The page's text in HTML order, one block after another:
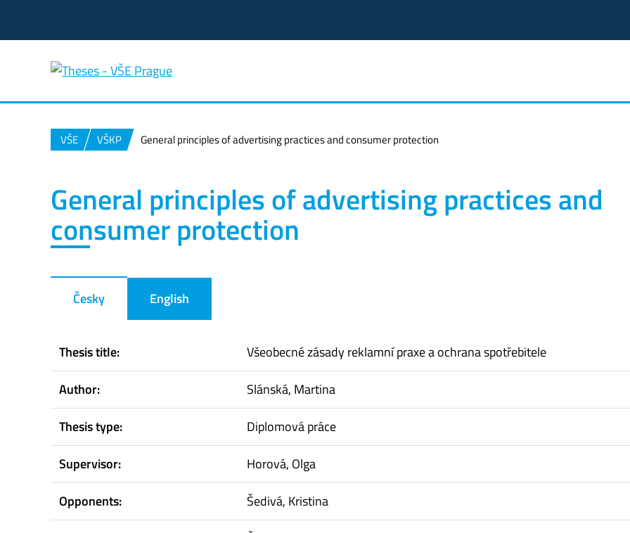
VŠE VŠKP General principles of advertising practices and consumer protection
General principles of advertising practices and
consumer protection
Česky English
Thesis title:
Všeobecné zásady reklamní praxe a ochrana spotřebitele
Author:
Slánská, Martina
Thesis type:
Diplomová práce
Supervisor:
Horová, Olga
Opponents:
Šedivá, Kristina